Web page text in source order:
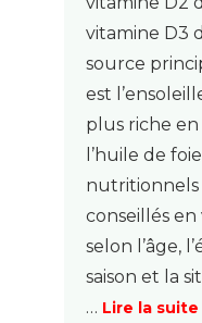
vitamine D3
source
est
plus riche
l’huile de
nutritionnels
conseillés
selon l’âge,
saison et la
… Lire la suite